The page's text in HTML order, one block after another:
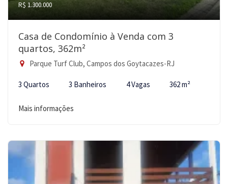
R$ 1.300.000
Casa de Condomínio à Venda com 3
quartos, 362m²
Parque Turf Club, Campos dos Goytacazes-RJ
3 Quartos 3 Banheiros 4 Vagas 362 m²
Mais informações